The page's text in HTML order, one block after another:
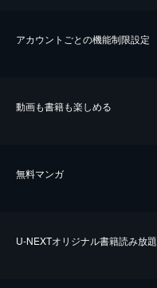
アカウントごとの機能制限設定
動画も書籍も楽しめる
無料マンガ
U-NEXTオリジナル書籍読み放題